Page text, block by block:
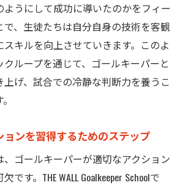
ようにして成功に導いたのかをフィー
で、生徒たちは自分自身の技術を客観
キルを向上させていきます。このよ
クループを通じて、ゴールキーパーと
上げ、試合での冷静な判断力を養うこ
ョンを習得するためのステップ
、ゴールキーパーが適切なアクション
です。THE WALL Goalkeeper Schoolで